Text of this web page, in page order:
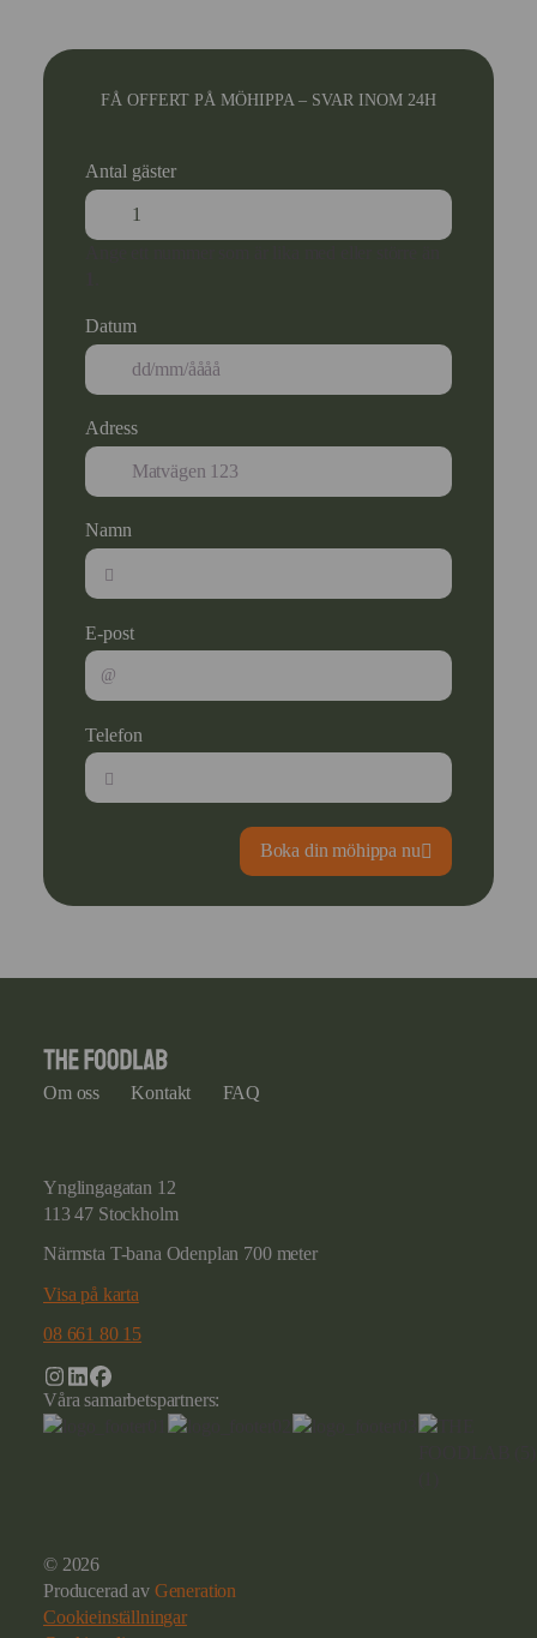
FÅ OFFERT PÅ MÖHIPPA – SVAR INOM 24H
Antal gäster
Datum
Adress
Namn
E-post
Telefon
Boka din möhippa nu
Om oss Kontakt FAQ
Ynglingagatan 12
113 47 Stockholm
Närmsta T-bana Odenplan 700 meter
Visa på karta
08 661 80 15
Våra samarbetspartners:
© 2026
Producerad av Generation
Cookieinställningar